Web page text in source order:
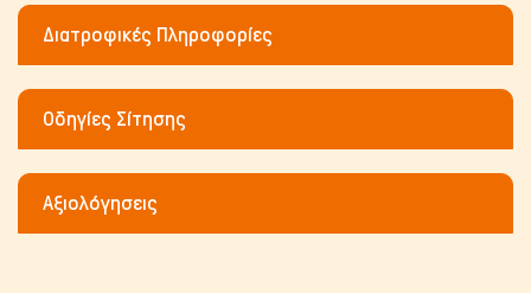
Πτηνά
Διατροφικές Πληροφορίες
Οδηγίες Σίτησης
Αξιολόγησεις